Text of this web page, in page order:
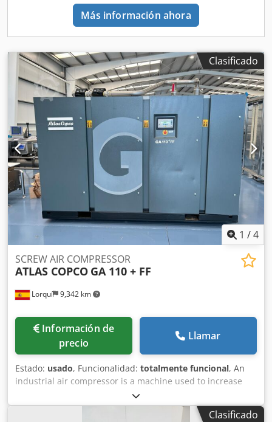
Más información ahora
Clasificado
1 /4
Lorquí 9,342 km
SCREW AIR COMPRESSOR
ATLAS COPCO GA 110 + FF
Información de
precio
Llamar
Estado: usado, Funcionalidad: totalmente funcional, An
industrial air compressor is a machine used to increase
the pressure and flow of compressed air to power various
industrial tools, equipment and processes. Dcsdpfx
Clasificado